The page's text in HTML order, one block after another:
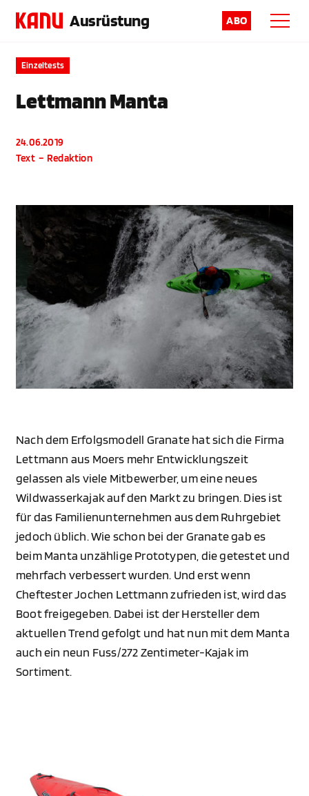
Ausrüstung ABO
Einzeltests
Lettmann Manta
24.06.2019
Text – Redaktion
Nach dem Erfolgsmodell Granate hat sich die Firma
Lettmann aus Moers mehr Entwicklungszeit
gelassen als viele Mitbewerber, um eine neues
Wildwasserkajak auf den Markt zu bringen. Dies ist
für das Familienunternehmen aus dem Ruhrgebiet
jedoch üblich. Wie schon bei der Granate gab es
beim Manta unzählige Prototypen, die getestet und
mehrfach verbessert wurden. Und erst wenn
Cheftester Jochen Lettmann zufrieden ist, wird das
Boot freigegeben. Dabei ist der Hersteller dem
aktuellen Trend gefolgt und hat nun mit dem Manta
auch ein neun Fuss/272 Zentimeter-Kajak im
Sortiment.